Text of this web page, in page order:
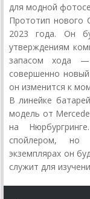
для модной
Прототип нового
2023 года. Он
утверждениям
запасом хода —
совершенно
он изменится к
В линейке
модель от
на
спойлером, но
экземплярах он
служит для